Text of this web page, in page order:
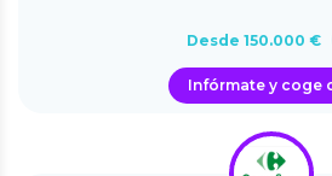
Desde 150.000 €
Infórmate y coge